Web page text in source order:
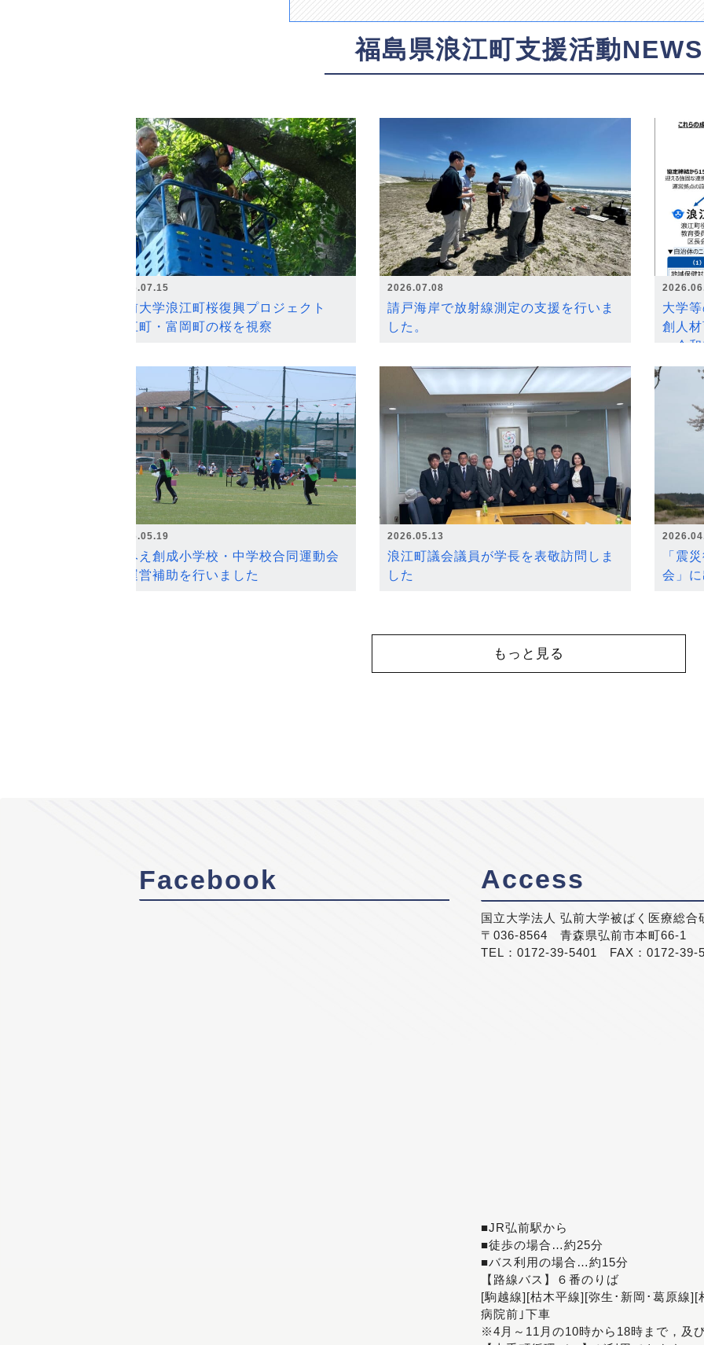
福島県浪江町支援活動NEWS
2026.07.15
弘前大学浪江町桜復興プロジェクト
浪江町・富岡町の桜を視察
2026.07.08
請戸海岸で放射線測定の支援を行いま
した。
大学
創人
～令
2026.05.19
なみえ創成小学校・中学校合同運動会
の運営補助を行いました
2026.05.13
浪江町議会議員が学長を表敬訪問しま
した
「震
会」
もっと見る
Facebook Access
国立大学法人 弘前大学被ばく医療総合
〒036-8564 青森県弘前市本町66-1
TEL：0172-39-5401 FAX：0172-39-
■JR弘前駅から
■徒歩の場合…約25分
■バス利用の場合…約15分
【路線バス】６番のりば
[駒越線][枯木平線][弥生･新岡･葛原線
病院前｣下車
※4月～11月の10時から18時まで，及